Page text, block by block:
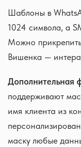
Шаблоны в
1024 символа, а
Можно
Вишенка —
Дополнительная
поддерживают
имя клиента из
маску любые